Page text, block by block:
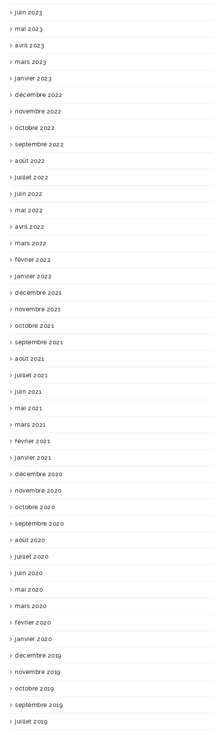
juin 2023
mai 2023
avril 2023
mars 2023
janvier 2023
décembre 2022
novembre 2022
octobre 2022
septembre 2022
août 2022
juillet 2022
juin 2022
mai 2022
avril 2022
mars 2022
février 2022
janvier 2022
décembre 2021
novembre 2021
octobre 2021
septembre 2021
août 2021
juillet 2021
juin 2021
mai 2021
mars 2021
février 2021
janvier 2021
décembre 2020
novembre 2020
octobre 2020
septembre 2020
août 2020
juillet 2020
juin 2020
mai 2020
mars 2020
février 2020
janvier 2020
décembre 2019
novembre 2019
octobre 2019
septembre 2019
juillet 2019